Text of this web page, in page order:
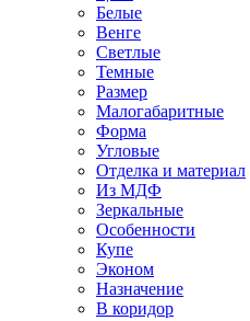
Белые
Венге
Светлые
Темные
Размер
Малогабаритные
Форма
Угловые
Отделка и материал
Из МДФ
Зеркальные
Особенности
Купе
Эконом
Назначение
В коридор